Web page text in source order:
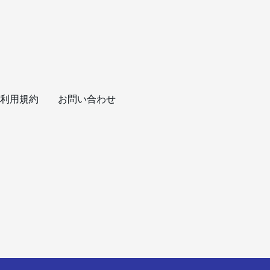
利用規約 お問い合わせ